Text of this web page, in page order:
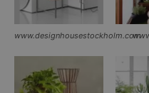
www.designhousestockholm.com